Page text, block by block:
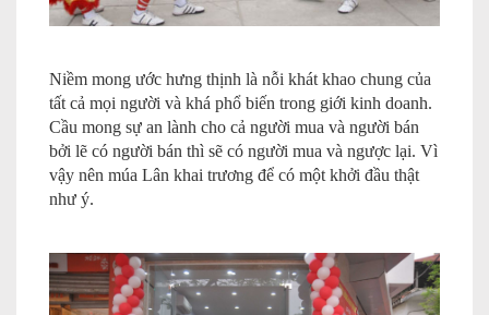
Niềm mong ước hưng thịnh là nỗi khát khao chung của
tất cả mọi người và khá phổ biến trong giới kinh doanh.
Cầu mong sự an lành cho cả người mua và người bán
bởi lẽ có người bán thì sẽ có người mua và ngược lại. Vì
vậy nên múa Lân khai trương để có một khởi đầu thật
như ý.